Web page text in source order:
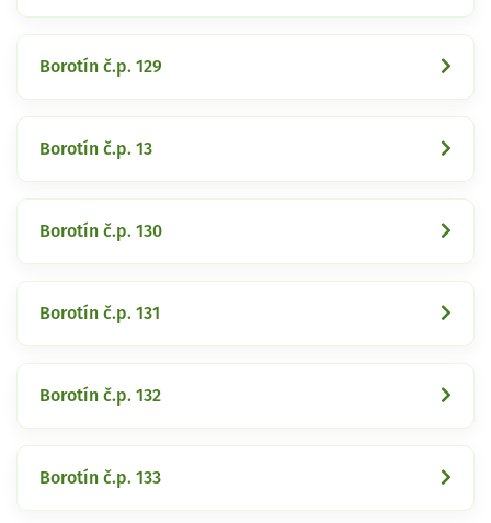
Borotín č.p. 129
Borotín č.p. 13
Borotín č.p. 130
Borotín č.p. 131
Borotín č.p. 132
Borotín č.p. 133